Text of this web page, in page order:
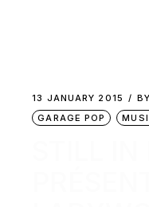
13 JANUARY 2015 BY
GARAGE POP